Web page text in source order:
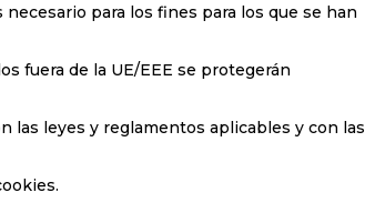
para los fines para los que se han
fuera de la UE/EEE se protegerán
las leyes y reglamentos aplicables y con las